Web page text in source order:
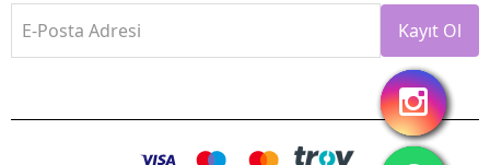
E-Posta Adresi Kayıt Ol